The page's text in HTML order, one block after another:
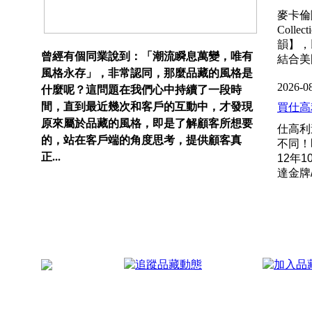
曾經有個同業說到：「潮流瞬息萬變，唯有
風格永存」，非常認同，那麼品藏的風格是
什麼呢？這問題在我們心中持續了一段時
間，直到最近幾次和客戶的互動中，才發現
原來屬於品藏的風格，即是了解顧客所想要
的，站在客戶端的角度思考，提供顧客真
正...
麥卡倫
韻】
結合
2026-
買仕
仕高
不同
12年
達金